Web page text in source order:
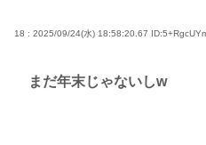
18 : 2025/09/24(水) 18:58:20.67
まだ年末じゃないしw